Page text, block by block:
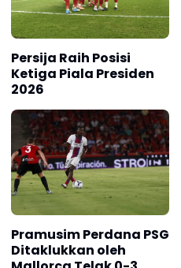
Persija Raih Posisi
Ketiga Piala Presiden
2026
Pramusim Perdana PSG
Ditaklukkan oleh